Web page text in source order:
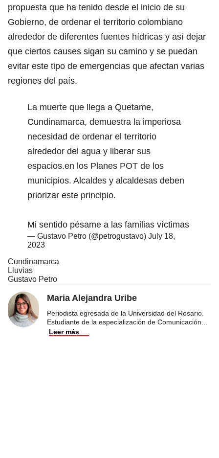
propuesta que ha tenido desde el inicio de su
Gobierno, de ordenar el territorio colombiano
alrededor de diferentes fuentes hídricas y así dejar
que ciertos causes sigan su camino y se puedan
evitar este tipo de emergencias que afectan varias
regiones del país.
La muerte que llega a Quetame,
Cundinamarca, demuestra la imperiosa
necesidad de ordenar el territorio
alrededor del agua y liberar sus
espacios.en los Planes POT de los
municipios. Alcaldes y alcaldesas deben
priorizar este principio.
Mi sentido pésame a las familias víctimas
— Gustavo Petro (@petrogustavo) July 18,
2023
Cundinamarca
Lluvias
Gustavo Petro
Maria Alejandra Uribe
Periodista egresada de la Universidad del Rosario.
Estudiante de la especialización de Comunicación
Leer más